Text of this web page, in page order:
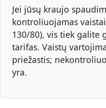
Jei jūsų kraujo
kontroliuojamas
130/80), vis tiek galite
tarifas. Vaistų
priežastis;
yra.